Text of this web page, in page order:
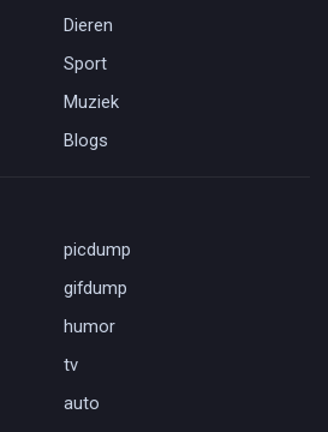
Dieren
Sport
Muziek
Blogs
picdump
gifdump
humor
tv
auto